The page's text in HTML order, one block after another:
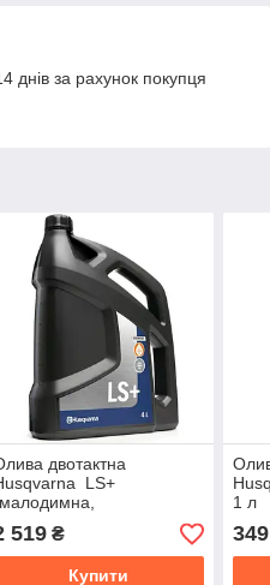
днів за рахунок покупця
двотактна
LS+
4 л
519₴
Купити
1 л
349